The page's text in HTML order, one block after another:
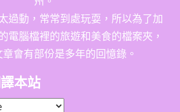
過動，常常到處玩耍，所以為了加
電腦檔裡的旅遊和美食的檔案夾，
會有部份是多年的回憶錄。
本站